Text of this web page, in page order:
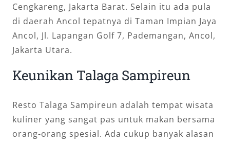
Cengkareng, Jakarta Barat. Selain itu ada pula
di daerah Ancol tepatnya di Taman Impian Jaya
Ancol, Jl. Lapangan Golf 7, Pademangan, Ancol,
Jakarta Utara.
Keunikan Talaga Sampireun
Resto Talaga Sampireun adalah tempat wisata
kuliner yang sangat pas untuk makan bersama
orang-orang spesial. Ada cukup banyak alasan